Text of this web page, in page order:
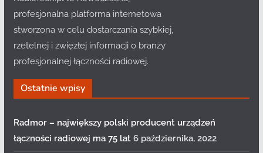
profesjonalna platforma internetowa
stworzona w celu dostarczania szybkiej,
rzetelnej i zwięzłej informacji o branży
profesjonalnej łączności radiowej.
Ostatnie wpisy
Radmor – największy polski producent urządzeń
łączności radiowej ma 75 lat 6 października, 2022